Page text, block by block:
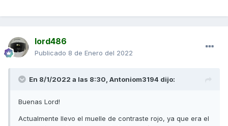
lord486
Publicado 8 de Enero del 2022
En 8/1/2022 a las 8:30, Antoniom3194 dijo:
Buenas Lord!
Actualmente llevo el muelle de contraste rojo, ya que era el